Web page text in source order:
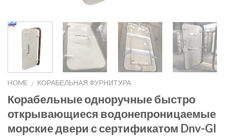
HOME / КОРАБЕЛЬНАЯ ФУРНИТУРА
Корабельные одноручные быстро
открывающиеся водонепроницаемые
морские двери с сертификатом Dnv-Gl